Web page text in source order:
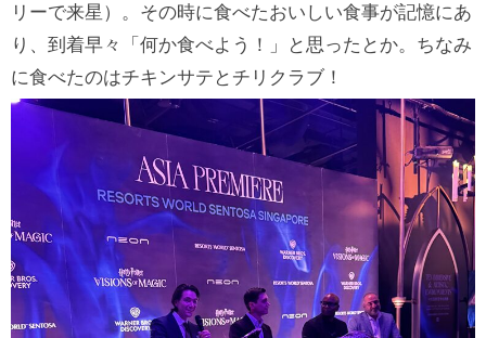
リーで来星）。その時に食べたおいしい食事が記憶にあ
り、到着早々「何か食べよう！」と思ったとか。ちなみ
に食べたのはチキンサテとチリクラブ！